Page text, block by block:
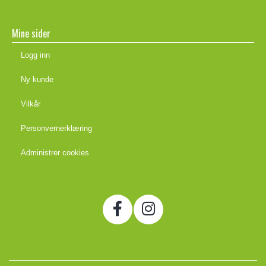
Mine sider
Logg inn
Ny kunde
Vilkår
Personvernerklæring
Administrer cookies